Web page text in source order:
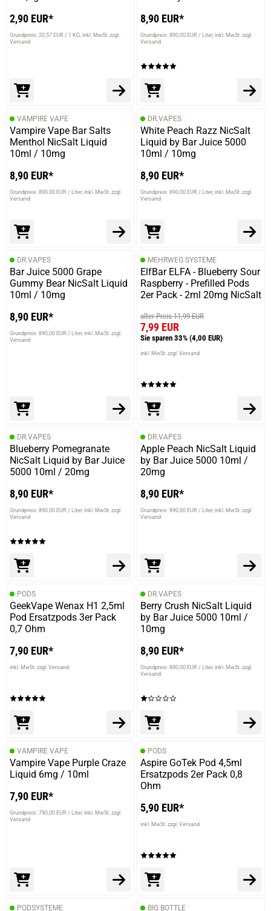
prev
2,90 EUR*
Grundpreis: 20,57 EUR / 1 KG inkl. MwSt. zzgl.
Versand
8,90 EUR*
Grundpreis: 890,00 EUR / Liter inkl. MwSt. zzgl.
Versand
VAMPIRE VAPE
Vampire Vape Bar Salts
Menthol NicSalt Liquid
10ml / 10mg
8,90 EUR*
Grundpreis: 890,00 EUR / Liter inkl. MwSt. zzgl.
Versand
DR.VAPES
White Peach Razz NicSalt
Liquid by Bar Juice 5000
10ml / 10mg
8,90 EUR*
Grundpreis: 890,00 EUR / Liter inkl. MwSt. zzgl.
Versand
DR.VAPES
Bar Juice 5000 Grape
Gummy Bear NicSalt Liquid
10ml / 10mg
8,90 EUR*
Grundpreis: 890,00 EUR / Liter inkl. MwSt. zzgl.
Versand
MEHRWEG SYSTEME
ElfBar ELFA - Blueberry Sour
Raspberry - Prefilled Pods
2er Pack - 2ml 20mg NicSalt
alter Preis 11,99 EUR
7,99 EUR
Sie sparen 33% (4,00 EUR)
inkl. MwSt. zzgl. Versand
DR.VAPES
Blueberry Pomegranate
NicSalt Liquid by Bar Juice
5000 10ml / 20mg
8,90 EUR*
Grundpreis: 890,00 EUR / Liter inkl. MwSt. zzgl.
Versand
DR.VAPES
Apple Peach NicSalt Liquid
by Bar Juice 5000 10ml /
20mg
8,90 EUR*
Grundpreis: 890,00 EUR / Liter inkl. MwSt. zzgl.
Versand
PODS
GeekVape Wenax H1 2,5ml
Pod Ersatzpods 3er Pack
0,7 Ohm
7,90 EUR*
inkl. MwSt. zzgl. Versand
DR.VAPES
Berry Crush NicSalt Liquid
by Bar Juice 5000 10ml /
10mg
8,90 EUR*
Grundpreis: 890,00 EUR / Liter inkl. MwSt. zzgl.
Versand
VAMPIRE VAPE
Vampire Vape Purple Craze
Liquid 6mg / 10ml
7,90 EUR*
Grundpreis: 790,00 EUR / Liter inkl. MwSt. zzgl.
Versand
PODS
Aspire GoTek Pod 4,5ml
Ersatzpods 2er Pack 0,8
Ohm
5,90 EUR*
inkl. MwSt. zzgl. Versand
PODSYSTEME BIG BOTTLE